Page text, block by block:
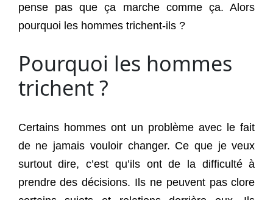
pense pas que ça marche comme ça. Alors
pourquoi les hommes trichent-ils ?
Pourquoi les hommes
trichent ?
Certains hommes ont un problème avec le fait
de ne jamais vouloir changer. Ce que je veux
surtout dire, c’est qu’ils ont de la difficulté à
prendre des décisions. Ils ne peuvent pas clore